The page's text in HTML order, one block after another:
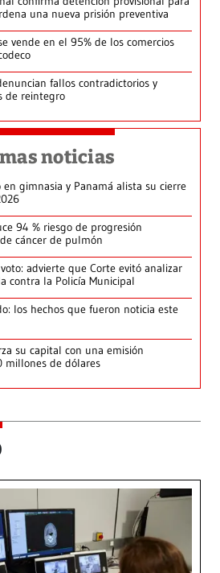
una nueva prisión preventiva
vende en el 95% de los comercios
fallos contradictorios y
de reintegro
noticias
gimnasia y Panamá alista su cierre
94 % riesgo de progresión
cáncer de pulmón
advierte que Corte evitó analizar
contra la Policía Municipal
los hechos que fueron noticia este
su capital con una emisión
millones de dólares